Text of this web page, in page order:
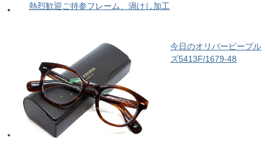
熱烈歓迎ご持参フレーム、渦けし加工
今日のオリバーピープル
ズ5413F/1679-48